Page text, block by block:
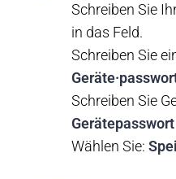
Schreiben Sie
in das Feld.
Schreiben Sie
Schreiben Sie
Gerätepasswort
Wählen Sie: